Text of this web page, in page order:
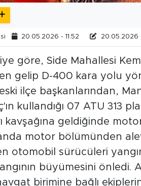
20.05.2026 - 11:52 20.05.2026 -
göre, Side Mahallesi
gelip D-400 kara yolu
ilçe başkanlarından,
kullandığı 07 ATU 313
kavşağına geldiğinde
anda motor bölümünden
otomobil sürücüleri
büyümesini önledi.
birimine bağlı